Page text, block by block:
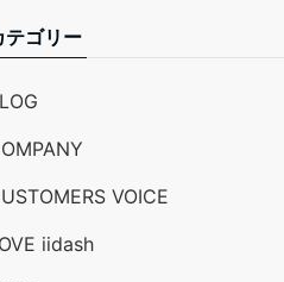
テゴリー
VOICE
iidash